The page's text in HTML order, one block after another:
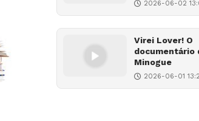
2026-06-02
Virei Lover! O
documentário
Minogue
2026-06-01